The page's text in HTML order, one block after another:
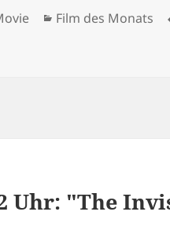
Kategorien
Film des Monats
Uhr: "The